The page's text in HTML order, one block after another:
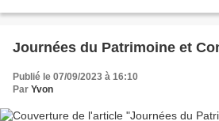
Journées du Patrimoine et
Publié le 07/09/2023 à 16:10
Par Yvon